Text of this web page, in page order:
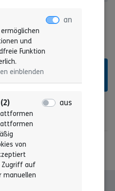
Berufe im Sozialen
ermöglichen
und
Funktion
einblenden
an
von
Zugriff auf
manuellen
aus